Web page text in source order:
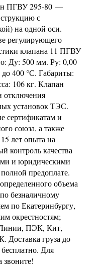
ПГВУ 295-80 —
с
на одной оси.
регулирующего
клапана 11 ПГВУ
Ду: 500 мм. Ру: 0,00
400 °С. Габариты:
106 кг. Клапан
отключения
установок ТЭС.
сертификатам и
союза, а также
лет опыта на
качества
и юридическими
предоплате.
объема
безналичному
по Екатеринбургу,
окрестностям;
Линии, ПЭК, Кит,
Доставка груза до
Для
звоните!